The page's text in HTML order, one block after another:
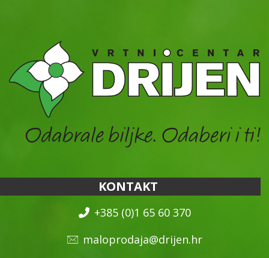
KONTAKT
+385 (0)1 65 60 370
maloprodaja@drijen.hr